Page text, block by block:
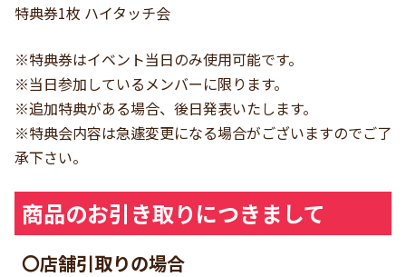
特典券1枚 ハイタッチ会
※特典券はイベント当日のみ使用可能です。
※当日参加しているメンバーに限ります。
※追加特典がある場合、後日発表いたします。
※特典会内容は急遽変更になる場合がございますのでご了
承下さい。
商品のお引き取りにつきまして
〇店舗引取りの場合